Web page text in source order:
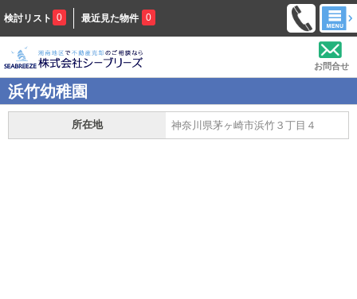
検討リスト 0 最近見た物件 0
お問合せ
浜竹幼稚園
所在地 神奈川県茅ヶ崎市浜竹３丁目４